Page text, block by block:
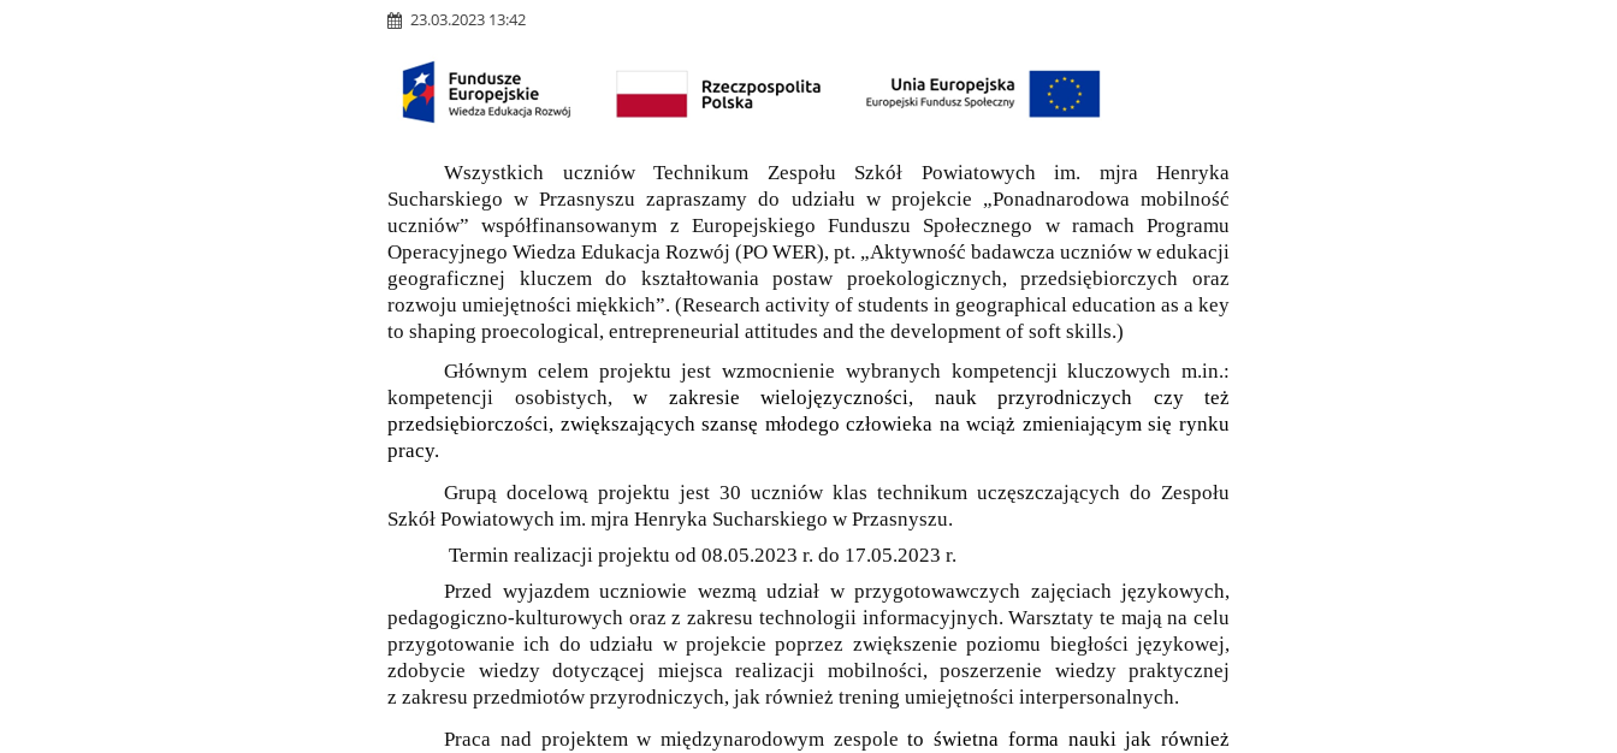
23.03.2023 13:42
Wszystkich uczniów Technikum Zespołu Szkół Powiatowych im. mjra Henryka
Sucharskiego w Przasnyszu zapraszamy do udziału w projekcie „Ponadnarodowa mobilność
uczniów” współfinansowanym z Europejskiego Funduszu Społecznego w ramach Programu
Operacyjnego Wiedza Edukacja Rozwój (PO WER), pt. „Aktywność badawcza uczniów w edukacji
geograficznej kluczem do kształtowania postaw proekologicznych, przedsiębiorczych oraz
rozwoju umiejętności miękkich”. (Research activity of students in geographical education as a key
to shaping proecological, entrepreneurial attitudes and the development of soft skills.)
Głównym celem projektu jest wzmocnienie wybranych kompetencji kluczowych m.in.:
kompetencji osobistych, w zakresie wielojęzyczności, nauk przyrodniczych czy też
przedsiębiorczości, zwiększających szansę młodego człowieka na wciąż zmieniającym się rynku
pracy.
Grupą docelową projektu jest 30 uczniów klas technikum uczęszczających do Zespołu
Szkół Powiatowych im. mjra Henryka Sucharskiego w Przasnyszu.
Termin realizacji projektu od 08.05.2023 r. do 17.05.2023 r.
Przed wyjazdem uczniowie wezmą udział w przygotowawczych zajęciach językowych,
pedagogiczno-kulturowych oraz z zakresu technologii informacyjnych. Warsztaty te mają na celu
przygotowanie ich do udziału w projekcie poprzez zwiększenie poziomu biegłości językowej,
zdobycie wiedzy dotyczącej miejsca realizacji mobilności, poszerzenie wiedzy praktycznej
z zakresu przedmiotów przyrodniczych, jak również trening umiejętności interpersonalnych.
Praca nad projektem w międzynarodowym zespole to świetna forma nauki jak również